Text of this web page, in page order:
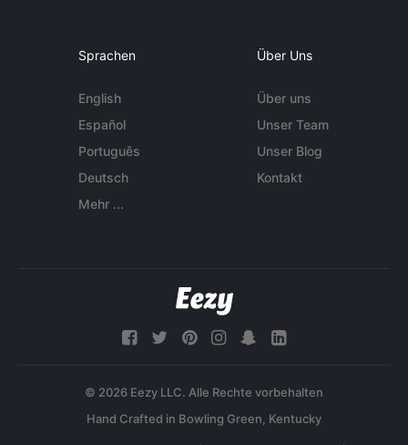
Sprachen
English
Español
Português
Deutsch
Mehr ...
Über Uns
Über uns
Unser Team
Unser Blog
Kontakt
© 2026 Eezy LLC. Alle Rechte vorbehalten